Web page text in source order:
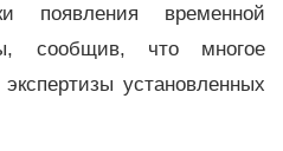
появления временной
сообщив, что многое
установленных